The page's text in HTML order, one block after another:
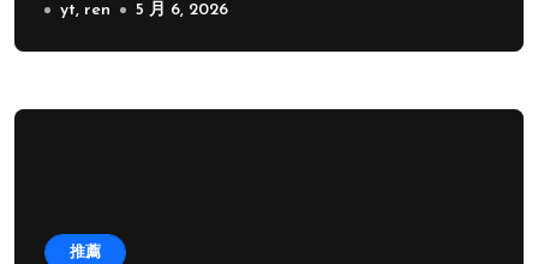
yt, ren 5 月 6, 2026
推薦